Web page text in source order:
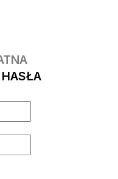
HASŁA